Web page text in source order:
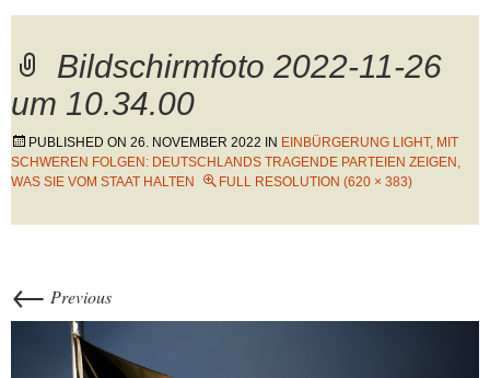
Bildschirmfoto 2022-11-26
um 10.34.00
PUBLISHED ON 26. NOVEMBER 2022 IN EINBÜRGERUNG LIGHT, MIT
SCHWEREN FOLGEN: DEUTSCHLANDS TRAGENDE PARTEIEN ZEIGEN,
WAS SIE VOM STAAT HALTEN
FULL RESOLUTION (620 × 383)
← Previous